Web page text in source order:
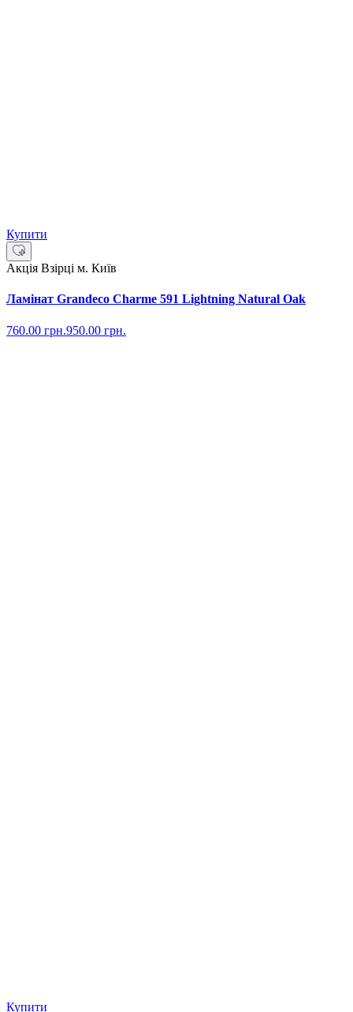
Купити
Акція Взірці м. Київ
Ламінат Grandeco Charme 591 Lightning Natural Oak
760.00 грн.950.00 грн.
Купити